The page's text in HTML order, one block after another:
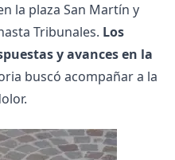
la plaza San Martín y
Tribunales. Los
y avances en la
buscó acompañar a la